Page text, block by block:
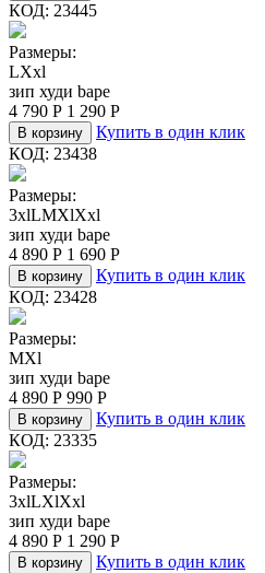
КОД: 23445
Размеры:
LXxl
зип худи bape
4 790 Р 1 290 Р
В корзину
Купить в один клик
КОД: 23438
Размеры:
3xlLMXlXxl
зип худи bape
4 890 Р 1 690 Р
В корзину
Купить в один клик
КОД: 23428
Размеры:
MXl
зип худи bape
4 890 Р 990 Р
В корзину
Купить в один клик
КОД: 23335
Размеры:
3xlLXlXxl
зип худи bape
4 890 Р 1 290 Р
В корзину
Купить в один клик